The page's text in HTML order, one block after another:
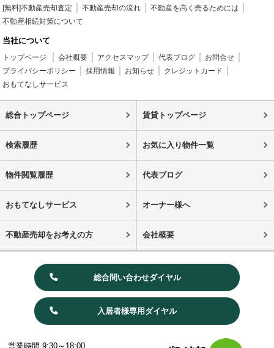
[無料]不動産売却査定
不動産売却の流れ
不動産を高く売るためには
不動産相続対策について
当社について
トップページ 会社概要 アクセスマップ 代表ブログ
お問合せ
プライバシーポリシー
採用情報 お知らせ
クレジットカード
おもてなしサービス
総合トップページ 賃貸トップページ
検索履歴 お気に入り物件一覧
物件閲覧履歴 代表ブログ
おもてなしサービス オーナー様へ
不動産売却をお考えの方 会社概要
総合問い合わせダイヤル
入居者様専用ダイヤル
営業時間 9:30～18:00